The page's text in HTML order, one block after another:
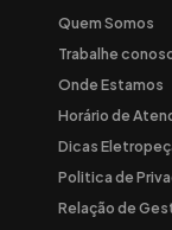
Quem Somos
Trabalhe
Onde Estamos
Horário de
Dicas
Politica de
Relação de